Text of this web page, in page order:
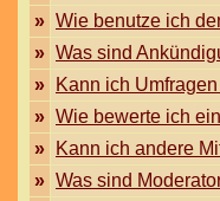
» Wie benutze ich
» Was sind
»
Kann ich
» Wie bewerte ich
»
Kann ich andere
» Was sind